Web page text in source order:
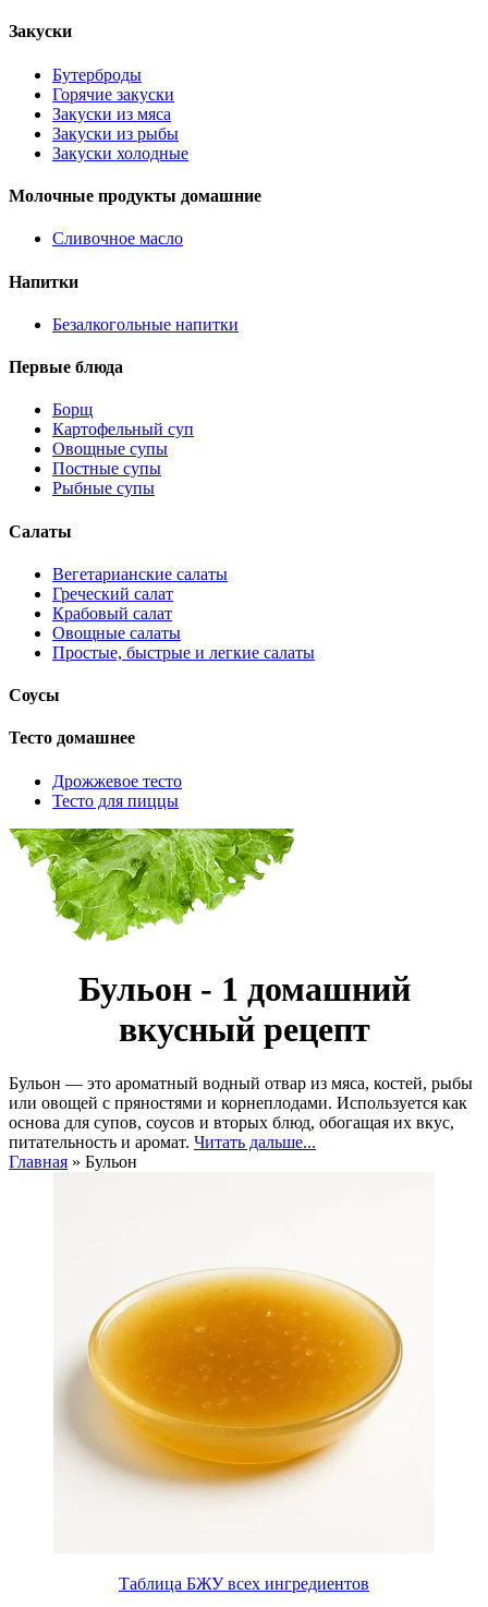
Закуски
Бутерброды
Горячие закуски
Закуски из мяса
Закуски из рыбы
Закуски холодные
Молочные продукты домашние
Сливочное масло
Напитки
Безалкогольные напитки
Первые блюда
Борщ
Картофельный суп
Овощные супы
Постные супы
Рыбные супы
Салаты
Вегетарианские салаты
Греческий салат
Крабовый салат
Овощные салаты
Простые, быстрые и легкие салаты
Соусы
Тесто домашнее
Дрожжевое тесто
Тесто для пиццы
Бульон - 1 домашний
вкусный рецепт
Бульон — это ароматный водный отвар из мяса, костей, рыбы
или овощей с пряностями и корнеплодами. Используется как
основа для супов, соусов и вторых блюд, обогащая их вкус,
питательность и аромат. Читать дальше...
Главная » Бульон
Таблица БЖУ всех ингредиентов